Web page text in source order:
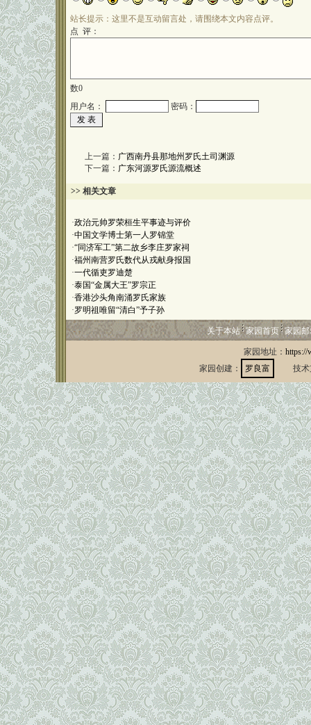
站长提示：这里不是互动留言处，请围绕本文内容点评。
点 评：
数0
用户名：
密码：
上一篇： 广西南丹县那地州罗氏土司渊源
下一篇： 广东河源罗氏源流概述
>> 相关文章
·政治元帅罗荣桓生平事迹与评价
·中国文学博士第一人罗锦堂
·“同济军工”第二故乡李庄罗家祠
·福州南营罗氏数代从戎献身报国
·一代循吏罗迪楚
·泰国“金属大王”罗宗正
·香港沙头角南涌罗氏家族
·罗明祖唯留“清白”予子孙
关于本站 家园首页 家园
家园地址： https://
家园创建：
罗良富 技术